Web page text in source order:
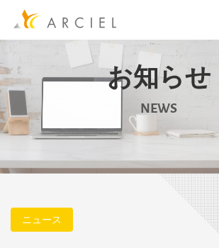
お知らせ
NEWS
ニュース